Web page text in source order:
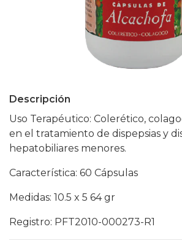
Descripción
Uso Terapéutico: Colerético,
en el tratamiento de dispepsias y
hepatobiliares menores.
Característica: 60 Cápsulas
Medidas: 10.5 x 5 64 gr
Registro: PFT2010-000273-R1